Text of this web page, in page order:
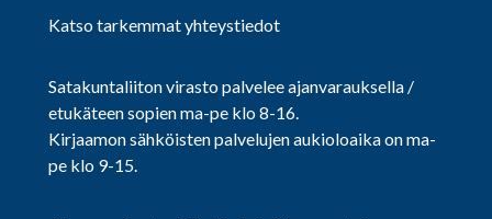
Katso tarkemmat yhteystiedot
Satakuntaliiton virasto palvelee ajanvarauksella /
etukäteen sopien ma-pe klo 8-16.
Kirjaamon sähköisten palvelujen aukioloaika on ma-
pe klo 9-15.